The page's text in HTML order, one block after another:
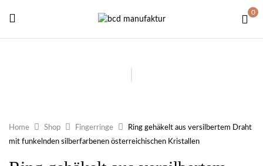
0
Home Shop Fingerringe
Ring gehäkelt aus versilbertem Draht
mit funkelnden silberfarbenen österreichischen Kristallen